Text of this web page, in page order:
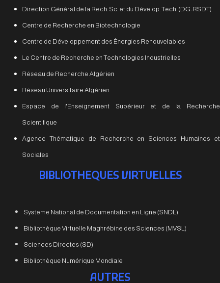
Direction Général de la Rech. Sc. et du Dévelop. Tech. (DG-RSDT)
Centre de Recherche en Biotechnologie
Centre de Développement des Énergies Renouvelables
Le Centre de Recherche en Technologies Industrielles
Réseau de Recherche Algérien
Réseau Universitaire Algérien
Espace de l'Enseignement Supérieur et de la Recherche
Scientifique
Agence Thématique de Recherche en Sciences Humaines et
Sociales
BIBLIOTHEQUES VIRTUELLES
Systeme National de Documentation en Ligne (SNDL)
Bibliothèque Virtuelle Maghrébine des Sciences (MVSL)
Sciences Directes (SD)
Bibliothèque Numérique Mondiale
AUTRES